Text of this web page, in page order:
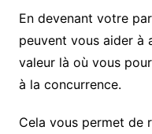
En devenant votre
peuvent vous aider à
valeur là où vous
à la concurrence.
Cela vous permet de